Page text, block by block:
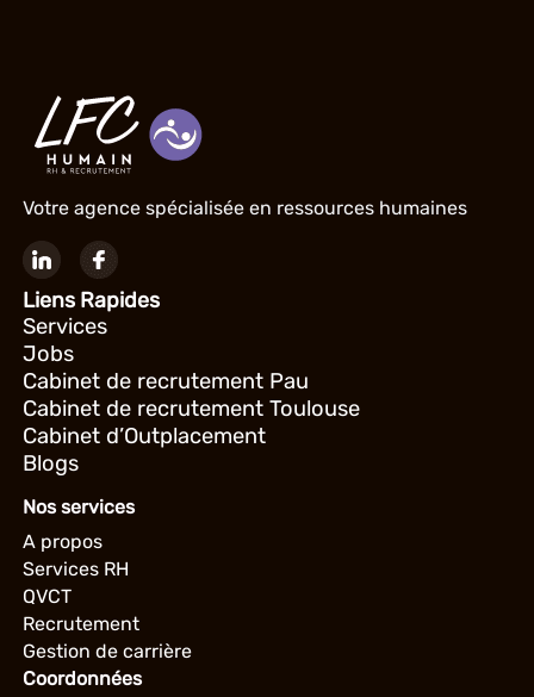
Votre agence spécialisée en ressources humaines
Liens Rapides
Services
Jobs
Cabinet de recrutement Pau
Cabinet de recrutement Toulouse
Cabinet d’Outplacement
Blogs
Nos services
A propos
Services RH
QVCT
Recrutement
Gestion de carrière
Coordonnées